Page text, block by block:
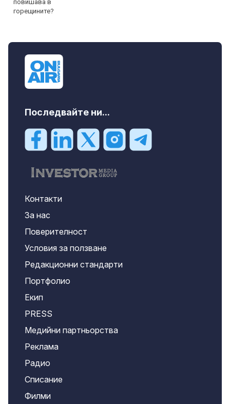
Последвайте ни...
Контакти
За нас
Поверителност
Условия за ползване
Редакционни стандарти
Портфолио
Екип
PRESS
Медийни партньорства
Реклама
Радио
Списание
Филми